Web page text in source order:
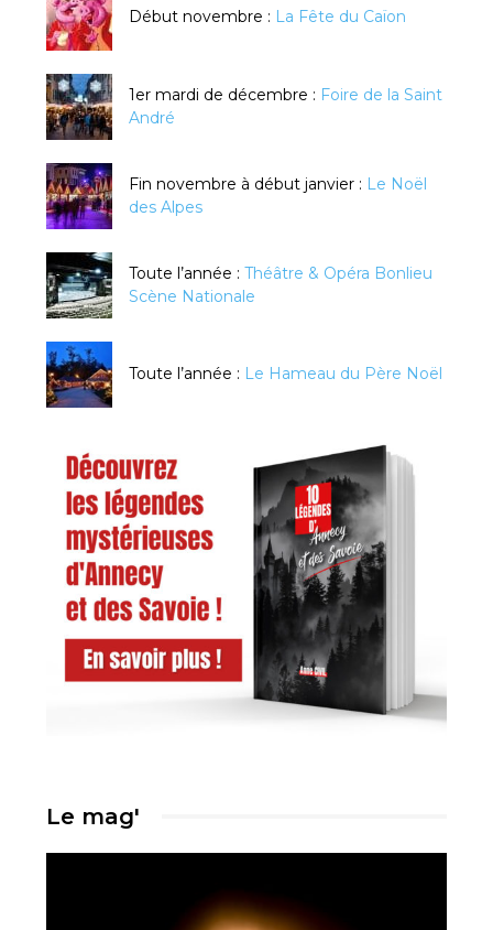
Début novembre : La Fête du Caïon
1er mardi de décembre : Foire de la Saint
André
Fin novembre à début janvier : Le Noël
des Alpes
Toute l’année : Théâtre & Opéra Bonlieu
Scène Nationale
Toute l’année : Le Hameau du Père Noël
Le mag'